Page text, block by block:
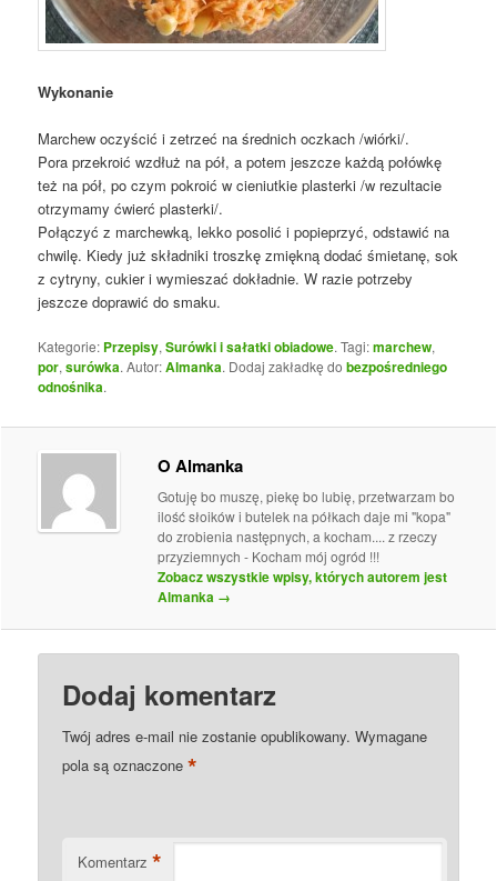
Wykonanie
Marchew oczyścić i zetrzeć na średnich oczkach /wiórki/.
Pora przekroić wzdłuż na pół, a potem jeszcze każdą połówkę
też na pół, po czym pokroić w cieniutkie plasterki /w rezultacie
otrzymamy ćwierć plasterki/.
Połączyć z marchewką, lekko posolić i popieprzyć, odstawić na
chwilę. Kiedy już składniki troszkę zmiękną dodać śmietanę, sok
z cytryny, cukier i wymieszać dokładnie. W razie potrzeby
jeszcze doprawić do smaku.
Kategorie: Przepisy,Surówki i sałatki obiadowe. Tagi:marchew,
por,surówka. Autor:Almanka. Dodaj zakładkę dobezpośredniego
odnośnika.
O Almanka
Gotuję bo muszę, piekę bo lubię, przetwarzam bo
ilość słoików i butelek na półkach daje mi "kopa"
do zrobienia następnych, a kocham.... z rzeczy
przyziemnych - Kocham mój ogród !!!
Zobacz wszystkie wpisy, których autorem jest
Almanka →
Dodaj komentarz
Twój adres e-mail nie zostanie opublikowany. Wymagane
pola są oznaczone*
Komentarz *